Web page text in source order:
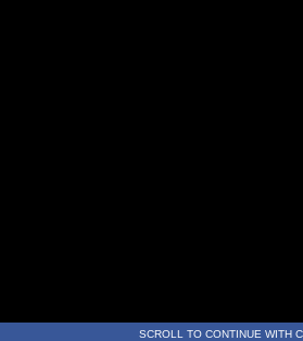
SCROLL TO CONTINUE WITH